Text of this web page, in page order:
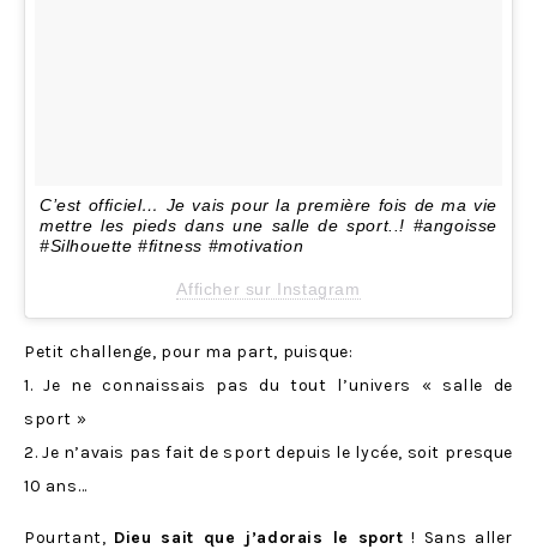
C’est officiel… Je vais pour la première fois de ma vie
mettre les pieds dans une salle de sport..! #angoisse
#Silhouette #fitness #motivation
Afficher sur Instagram
Petit challenge, pour ma part, puisque:
1. Je ne connaissais pas du tout l’univers « salle de
sport »
2. Je n’avais pas fait de sport depuis le lycée, soit presque
10 ans…
Pourtant, Dieu sait que j’adorais le sport ! Sans aller